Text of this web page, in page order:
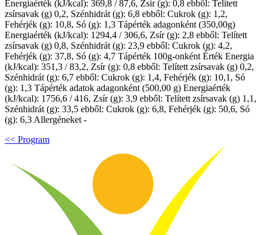
Energiaérték (kJ/kcal): 369,8 / 87,6, Zsír (g): 0,8 ebből: Telített
zsírsavak (g) 0,2, Szénhidrát (g): 6,8 ebből: Cukrok (g): 1,2,
Fehérjék (g): 10,8, Só (g): 1,3 Tápérték adagonként (350,00g)
Energiaérték (kJ/kcal): 1294,4 / 306,6, Zsír (g): 2,8 ebből: Telített
zsírsavak (g) 0,8, Szénhidrát (g): 23,9 ebből: Cukrok (g): 4,2,
Fehérjék (g): 37,8, Só (g): 4,7 Tápérték 100g-onként Érték Energia
(kJ/kcal): 351,3 / 83,2, Zsír (g): 0,8 ebből: Telített zsírsavak (g) 0,2,
Szénhidrát (g): 6,7 ebből: Cukrok (g): 1,4, Fehérjék (g): 10,1, Só
(g): 1,3 Tápérték adatok adagonként (500,00 g) Energiaérték
(kJ/kcal): 1756,6 / 416, Zsír (g): 3,9 ebből: Telített zsírsavak (g) 1,1,
Szénhidrát (g): 33,5 ebből: Cukrok (g): 6,8, Fehérjék (g): 50,6, Só
(g): 6,3 Allergéneket -
<< Program